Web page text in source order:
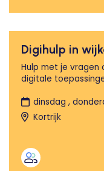
Digihulp in
Hulp met je vragen
digitale
dinsdag ,
Kortrijk